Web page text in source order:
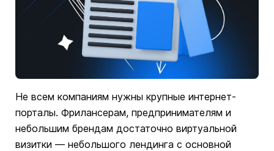
Не всем компаниям нужны крупные интернет-
порталы. Фрилансерам, предпринимателям и
небольшим брендам достаточно виртуальной
визитки — небольшого лендинга с основной